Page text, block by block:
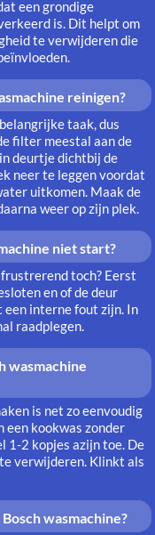
een grondige
is. Dit helpt om
te verwijderen die
reinigen?
taak, dus
filter meestal aan de
deurtje dichtbij de
neer te leggen voordat
uitkomen. Maak de
weer op zijn plek.
niet start?
toch? Eerst
en of de deur
een interne fout zijn. In
raadplegen.
is net zo eenvoudig
een kookwas zonder
1-2 kopjes azijn toe. De
verwijderen. Klinkt als
wasmachine?